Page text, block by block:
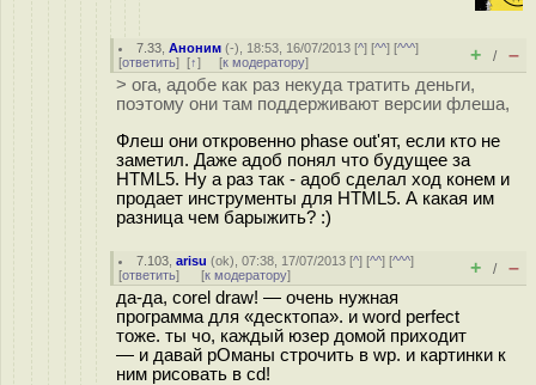
7.33 ,Аноним (-), 18:53, 16/07/2013 [^] [^^] [^^^]
[ответить] [↑] [к модератору] + / –
> ога, адобе как раз некуда тратить деньги,
поэтому они там поддерживают версии флеша,
Флеш они откровенно phase out'ят, если кто не
заметил. Даже адоб понял что будущее за
HTML5. Ну а раз так - адоб сделал ход конем и
продает инструменты для HTML5. А какая им
разница чем барыжить? :)
7.103 ,arisu (ok), 07:38, 17/07/2013 [^] [^^] [^^^]
[ответить] [к модератору] + / –
да-да, corel draw! — очень нужная
программа для «десктопа». и word perfect
тоже. ты чо, каждый юзер домой приходит
— и давай рОманы строчить в wp. и картинки к
ним рисовать в cd!